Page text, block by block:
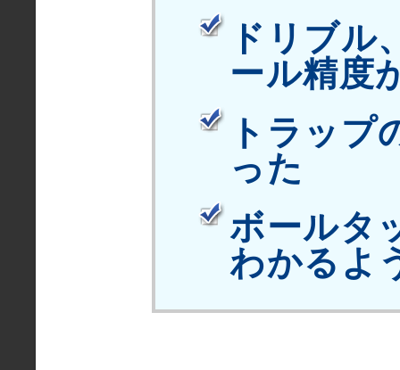
ドリブル
ール精度
トラップ
った
ボールタ
わかるよ